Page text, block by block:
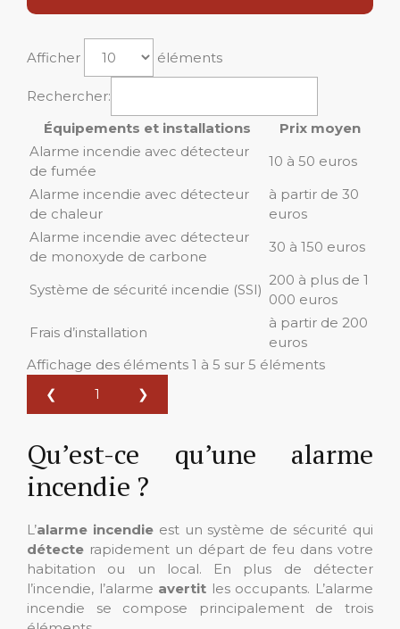
Afficher éléments
Rechercher:
Équipements et installations
Prix moyen
Alarme incendie avec détecteur
de fumée
10 à 50 euros
Alarme incendie avec détecteur
de chaleur
à partir de 30
euros
Alarme incendie avec détecteur
de monoxyde de carbone
30 à 150 euros
Système de sécurité incendie (SSI)
200 à plus de 1
000 euros
Frais d’installation
à partir de 200
euros
Affichage des éléments 1 à 5 sur 5 éléments
❮
1 ❯
Qu’est-ce qu’une alarme
incendie ?
L’alarme incendie est un système de sécurité qui
détecte rapidement un départ de feu dans votre
habitation ou un local. En plus de détecter
l’incendie, l’alarme avertit les occupants. L’alarme
incendie se compose principalement de trois